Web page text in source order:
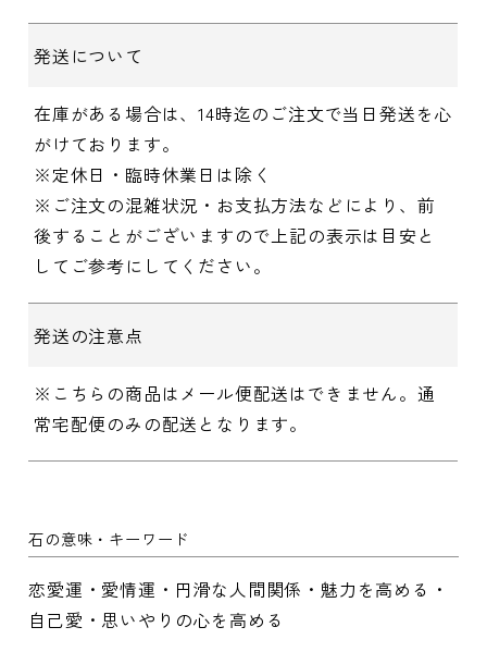
発送について
在庫がある場合は、14時迄のご注文で当日発送を心
がけております。
※定休日・臨時休業日は除く
※ご注文の混雑状況・お支払方法などにより、前
後することがございますので上記の表示は目安と
してご参考にしてください。
発送の注意点
※こちらの商品はメール便配送はできません。通
常宅配便のみの配送となります。
石の意味・キーワード
恋愛運・愛情運・円滑な人間関係・魅力を高める・
自己愛・思いやりの心を高める